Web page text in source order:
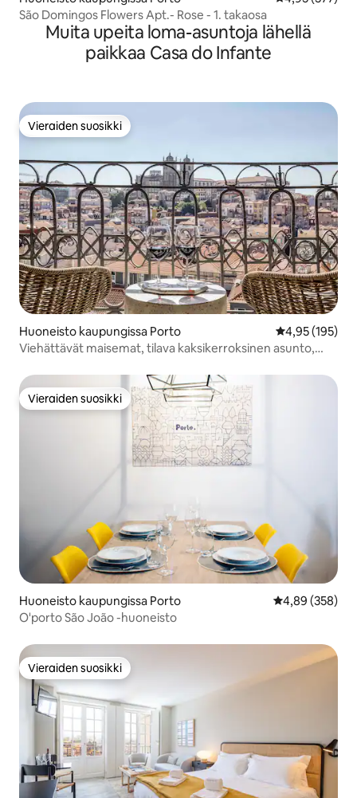
São Domingos Flowers Apt.- Rose - 1. takaosa
Muita upeita loma-asuntoja lähellä
paikkaa Casa do Infante
Vieraiden suosikki
Vieraiden suosikki
Huoneisto kaupungissa Porto
4,95 (195)
Viehättävät maisemat, tilava kaksikerroksinen asunto,
Vieraiden suosikki
Vieraiden suosikki
Huoneisto kaupungissa Porto
4,89 (358)
O'porto São João -huoneisto
Vieraiden suosikki
Vieraiden suosikki